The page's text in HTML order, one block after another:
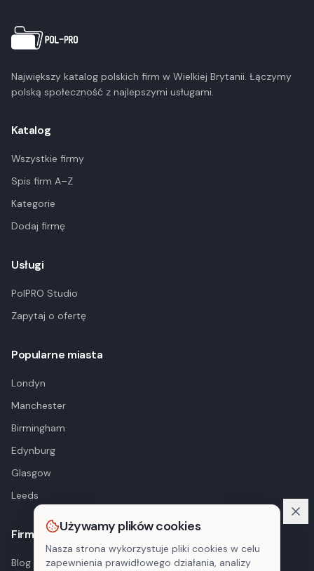
Największy katalog polskich firm w Wielkiej Brytanii. Łączymy
polską społeczność z najlepszymi usługami.
Katalog
Wszystkie firmy
Spis firm A–Z
Kategorie
Dodaj firmę
Usługi
PolPRO Studio
Zapytaj o ofertę
Popularne miasta
Londyn
Manchester
Birmingham
Edynburg
Glasgow
Leeds
Firma
Blog
Używamy plików cookies
Nasza strona wykorzystuje pliki cookies w celu
zapewnienia prawidłowego działania, analizy